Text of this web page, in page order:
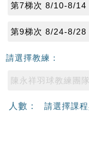
第7梯次 8/10-8/14
第9梯次 8/24-8/28
請選擇教練：
陳永祥羽球教練團隊
人數： 請選擇課